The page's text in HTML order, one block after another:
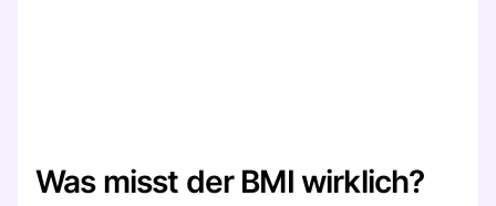
Was misst der BMI wirklich?